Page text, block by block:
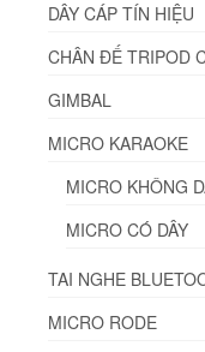
DÂY CÁP TÍN HIỆU
CHÂN ĐẾ TRIPOD
GIMBAL
MICRO KARAOKE
MICRO KHÔNG
MICRO CÓ DÂY
TAI NGHE
MICRO RODE